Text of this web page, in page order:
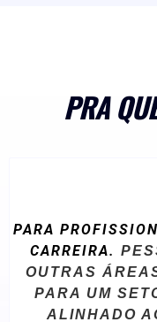
PRA
PARA
CARREIRA.
OUTRAS
PARA UM
ALINHADO